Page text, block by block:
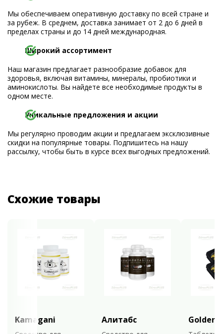
Мы обеспечиваем оперативную доставку по всей стране и
за рубеж. В среднем, доставка занимает от 2 до 6 дней в
пределах страны и до 14 дней международная.
Широкий ассортимент
Наш магазин предлагает разнообразие добавок для
здоровья, включая витамины, минералы, пробиотики и
аминокислоты. Вы найдете все необходимые продукты в
одном месте.
Уникальные предложения и акции
Мы регулярно проводим акции и предлагаем эксклюзивные
скидки на популярные товары. Подпишитесь на нашу
рассылку, чтобы быть в курсе всех выгодных предложений.
Схожие товары
Kamagani Алитабс Golden